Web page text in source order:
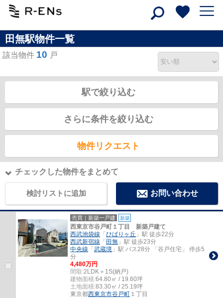
田無駅物件一覧
該当物件 10 戸
駅で絞り込む
さらに条件を絞り込む
物件リクエスト
チェックした物件をまとめて
検討リストに追加 お問い合わせ
売買｜新築一戸建 新築
西東京市谷戸町１丁目 新築戸建て
西武池袋線 「ひばりヶ丘 」駅 徒歩22分
西武新宿線 「田無 」駅 徒歩23分
中央線 「武蔵境 」駅 バス28分 「谷戸住宅」 停歩5
分
4,480万円
間取:2LDK＋1S(納戸)
建物面積:64.80㎡ / 19.60坪
土地面積:83.30㎡ / 25.19坪
東京都西東京市谷戸町 １丁目